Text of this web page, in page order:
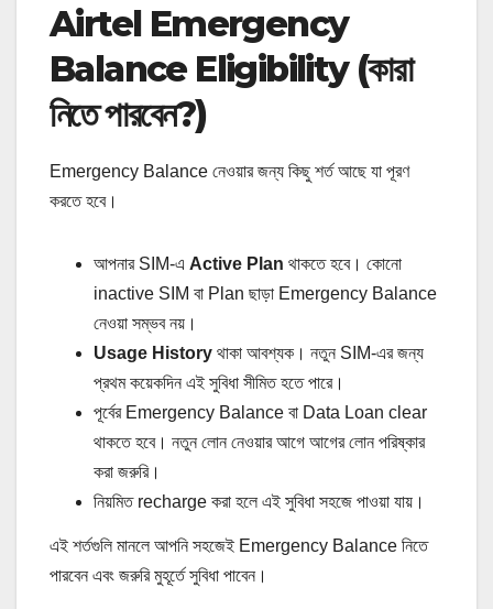
Airtel Emergency
Balance Eligibility (কারা
নিতে পারবেন?)
Emergency Balance নেওয়ার জন্য কিছু শর্ত আছে যা পূরণ
করতে হবে।
আপনার SIM‑এ Active Plan থাকতে হবে। কোনো
inactive SIM বা Plan ছাড়া Emergency Balance
নেওয়া সম্ভব নয়।
Usage History থাকা আবশ্যক। নতুন SIM-এর জন্য
প্রথম কয়েকদিন এই সুবিধা সীমিত হতে পারে।
পূর্বের Emergency Balance বা Data Loan clear
থাকতে হবে। নতুন লোন নেওয়ার আগে আগের লোন পরিষ্কার
করা জরুরি।
নিয়মিত recharge করা হলে এই সুবিধা সহজে পাওয়া যায়।
এই শর্তগুলি মানলে আপনি সহজেই Emergency Balance নিতে
পারবেন এবং জরুরি মুহূর্তে সুবিধা পাবেন।